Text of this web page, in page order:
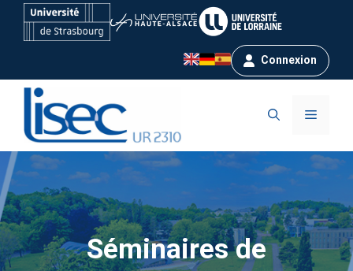
Aller
contenu
Connexion
Menu
Séminaires de